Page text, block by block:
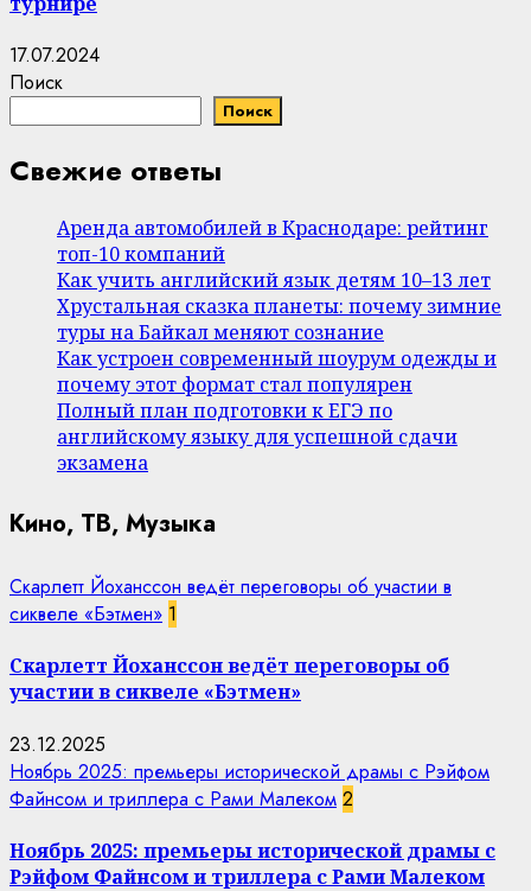
17.07.2024
Поиск
Поиск
Свежие ответы
Аренда автомобилей в Краснодаре: рейтинг
топ-10 компаний
Как учить английский язык детям 10–13 лет
Хрустальная сказка планеты: почему зимние
туры на Байкал меняют сознание
Как устроен современный шоурум одежды и
почему этот формат стал популярен
Полный план подготовки к ЕГЭ по
английскому языку для успешной сдачи
экзамена
Кино, ТВ, Музыка
Скарлетт Йоханссон ведёт переговоры об участии в
сиквеле «Бэтмен» 1
Скарлетт Йоханссон ведёт переговоры об
участии в сиквеле «Бэтмен»
23.12.2025
Ноябрь 2025: премьеры исторической драмы с Рэйфом
Файнсом и триллера с Рами Малеком 2
Ноябрь 2025: премьеры исторической драмы с
Рэйфом Файнсом и триллера с Рами Малеком